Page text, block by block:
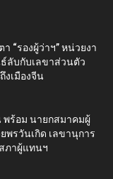
“รองผู้ว่าฯ” หน่วยงา
ลับกับเลขาส่วนตัว
เมืองจีน
ร้อม นายกสมาคมผู้
พรวันเกิด เลขานุการ
ภาผู้แทนฯ